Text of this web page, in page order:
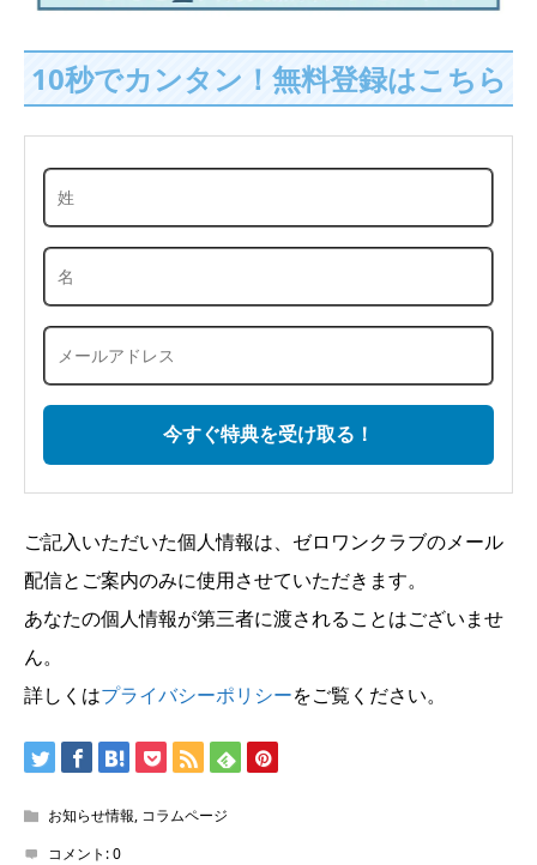
10秒でカンタン！無料登録はこちら
ご記入いただいた個人情報は、ゼロワンクラブのメール
配信とご案内のみに使用させていただきます。
あなたの個人情報が第三者に渡されることはございませ
ん。
詳しくはプライバシーポリシーをご覧ください。
お知らせ情報, コラムページ
コメント:0